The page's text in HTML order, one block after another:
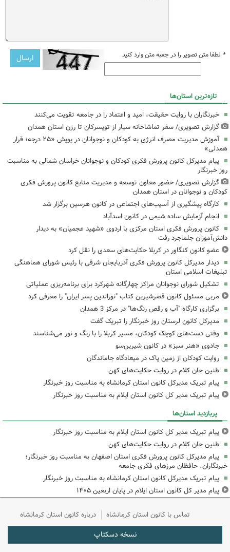
* لطفا متن تصویر را در جعبه متن وارد کنید
تازه‌ترین استان‌ها
خبرنگاران با روایت حقیقت، امید و اعتماد را در جامعه تقویت می‌کنند
گزارش تصویری/ سفر تماشاخانه سیار از تویسرکان تا رزن استان همدان
آموزش مدیریت مصرف انرژی به کودکان و نوجوانان در پویش «۲۵ درجه؛ قرار
همدلی»
پیام مدیرکل کانون پرورش فکری کودکان و نوجوانان خراسان شمالی به مناسبت
روز خبرنگار
گزارش تصویری/ حضور معاون توسعه و مدیریت منابع کانون پرورش فکری
کودکان و نوجوانان در استان همدان
کارگاه پیشگیری از آسیب‌های اجتماعی در کانون هرسین برگزار شد
انجام آزمایش ساده شیمی در کانون اسدآباد
کانون پرورش فکری استان مرکزی با اردوی «شهید عجمیان» به دیدار
دانش‌آموزان جلماجرد رفت
عضو کانون کنگاور در کربلا حکایت‌های سعدی را نقل کرد
دیدار مدیرکل کانون پرورش فکری آذربایجان شرقی با رئیس شورای هماهنگی
تبلیغات اسلامی استان
تشکیل شورای نوجوانان مراکز چهارگانه شهرکرد برای برنامه‌ریزی عملیاتی
مربی مسئول کانون قصرشیرین کتاب "نورالدین پسر ایران" را معرفی کرد
برگزاری کارگاه "آب و رقص رنگ‌ها" در مرکز 3 همدان
مدیرکل کانون لرستان روز خبرنگار را تبریک گفت
وقتی دست‌های کوچک کودکان، مسیر کربلا را با رنگ و نور می‌شناسند
جادوی «هنر سبز» در کانون شیرین‌سو
روایت کودکان از زمین پاک در میعادگاه جاماندگان
طنین جان کلام در روایت حکایت‌های کهن
پیام تبریک مدیرکل کانون استان کرمانشاه به مناسبت روز خبرنگار
پیام تبریک مدیر کل کانون استان ایلام به مناسبت روز خبرنگار
پربازدید استان‌ها
پیام تبریک مدیر کل کانون استان ایلام به مناسبت روز خبرنگار
طنین جان کلام در روایت حکایت‌های کهن
پیام مدیرکل کانون پرورش فکری استان اصفهان به مناسبت روز خبرنگار؛
خبرنگاران، حافظان مرزهای فکری جامعه
پیام تبریک مدیرکل کانون استان کرمانشاه به مناسبت روز خبرنگار
پیام مدیر کل کانون استان ایلام در پایان اربعین ۱۴۰۵
تماس با کانون استان کرمانشاه درباره کانون استان کرمانشاه
نسخه دسکتاپ